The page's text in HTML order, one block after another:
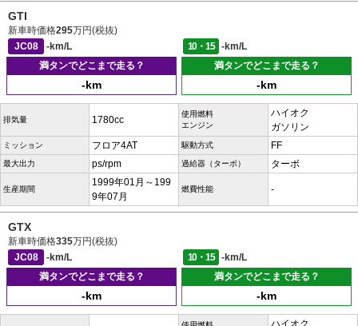
GTI
新車時価格295万円(税抜)
JC08
-km/L 10・15
-km/L
満タンでどこまで走る？
-km
満タンでどこまで走る？
-km
排気量 1780cc
使用燃料
エンジン
ハイオク
ガソリン
ミッション フロア4AT 駆動方式 FF
最大出力 ps/rpm 過給器（ターボ） ターボ
生産期間
1999年01月～199
9年07月
燃費性能 -
GTX
新車時価格335万円(税抜)
JC08
-km/L 10・15
-km/L
満タンでどこまで走る？
-km
満タンでどこまで走る？
-km